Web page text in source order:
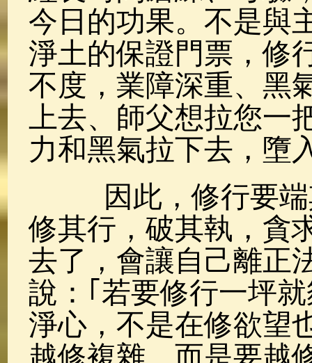
今日的功果。不是與
淨土的保證門票，修
不度，業障深重、黑
上去、師父想拉您
力和黑氣拉下去，墮
因此，修行要端
修其行，破其執，貪
去了，會讓自己離正
說：｢若要修行一坪
淨心，不是在修欲望